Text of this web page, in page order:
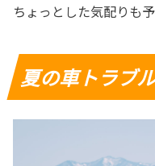
ちょっとした気配りも
夏の車トラブ